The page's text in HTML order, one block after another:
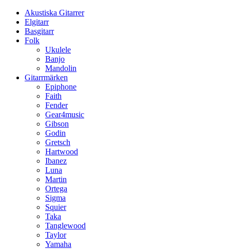
Akustiska Gitarrer
Elgitarr
Basgitarr
Folk
Ukulele
Banjo
Mandolin
Gitarrmärken
Epiphone
Faith
Fender
Gear4music
Gibson
Godin
Gretsch
Hartwood
Ibanez
Luna
Martin
Ortega
Sigma
Squier
Taka
Tanglewood
Taylor
Yamaha